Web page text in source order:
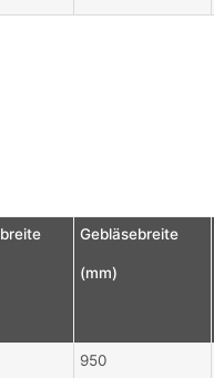
Gebläsebreite
(mm)
950